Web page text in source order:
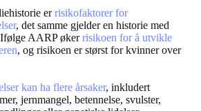
errisikofaktorer for
, det samme gjelder en historie med
AARP økerrisikoen for å utvikle
, og risikoen er størst for kvinner over
kan ha flere årsaker, inkludert
jernmangel, betennelse, svulster,